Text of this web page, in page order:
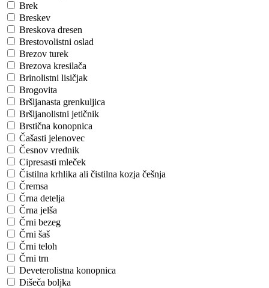
Brek
Breskev
Breskova dresen
Brestovolistni oslad
Brezov turek
Brezova kresilača
Brinolistni lisičjak
Brogovita
Bršljanasta grenkuljica
Bršljanolistni jetičnik
Brstična konopnica
Čašasti jelenovec
Česnov vrednik
Cipresasti mleček
Čistilna krhlika ali čistilna kozja češnja
Čremsa
Črna detelja
Črna jelša
Črni bezeg
Črni šaš
Črni teloh
Črni trn
Deveterolistna konopnica
Dišeča boljka